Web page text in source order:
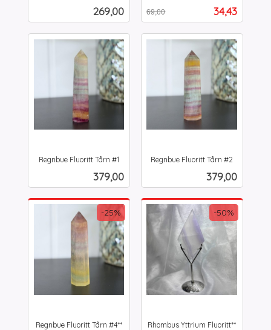
Pris
269,00 Tilbud
34,43
69,00
mva.
Regnbue Fluoritt Tårn #1
Pris
379,00
Regnbue Fluoritt Tårn #2
Pris
379,00
Regnbue Fluoritt Tårn #4**
-25%
Rhombus Yttrium Fluoritt**
-50%